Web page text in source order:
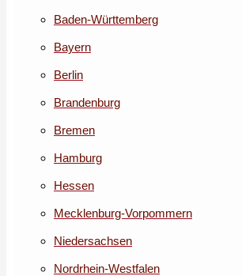
Baden-Württemberg
Bayern
Berlin
Brandenburg
Bremen
Hamburg
Hessen
Mecklenburg-Vorpommern
Niedersachsen
Nordrhein-Westfalen